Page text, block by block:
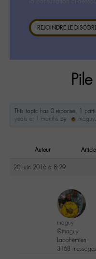
REJOINDRE LE
This topic has 0 réponse, 1
years et 1 months by maguy.
Auteur
20 juin 2016 à 8:29
maguy
@maguy
Labohémien
3168 messages